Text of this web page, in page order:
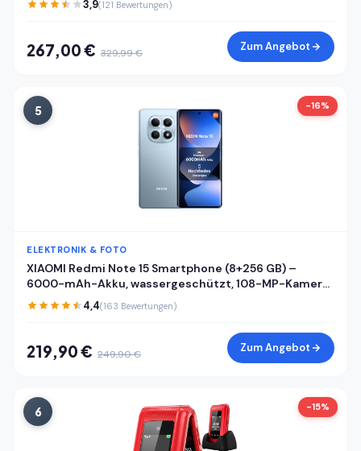
3,9(121 Bewertungen)
267,00 € 329,99 € Zum Angebot
5 -16%
ELEKTRONIK & FOTO
XIAOMI Redmi Note 15 Smartphone (8+256 GB) –
6000-mAh-Akku, wassergeschützt, 108-MP-Kamera,
6,77" FHD+ Display, Gletscherblau, 2 Jahre Garantie
4,4(163 Bewertungen)
219,90 € 249,90 € Zum Angebot
6 -15%